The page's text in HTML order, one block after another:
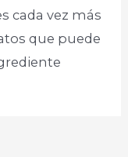
cada vez más
que puede